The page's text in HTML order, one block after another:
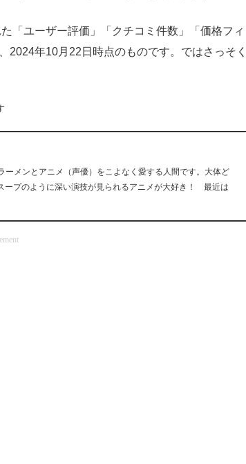
「ユーザー評価」「クチコミ件数」「価格フィ
2024年10月22日時点のものです。ではさっそく
メンとアニメ（声優）をこよなく愛する人間です。大体ど
ープのように深い演技が見られるアニメが大好き！ 最近は